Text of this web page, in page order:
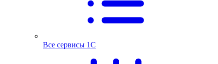
Все сервисы 1С